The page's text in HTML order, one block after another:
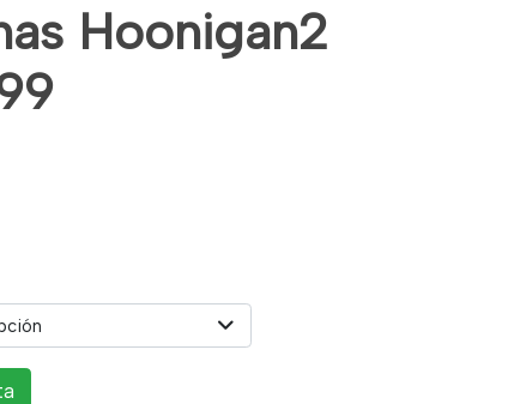
Hoonigan2